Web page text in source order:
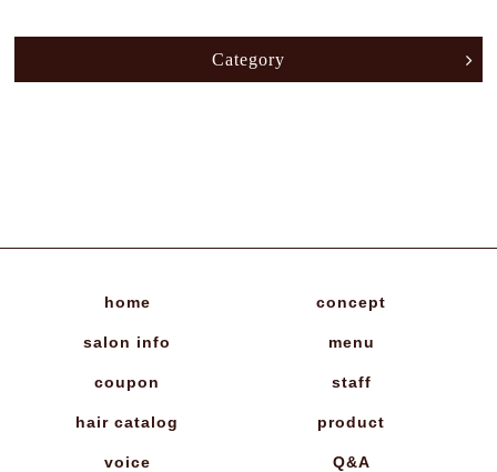
Category
home concept
salon info menu
coupon staff
hair catalog product
voice Q&A